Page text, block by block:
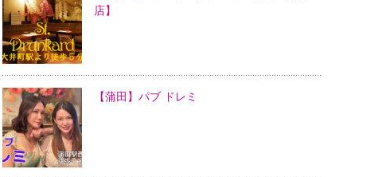
店】
【蒲田】パブ ドレミ